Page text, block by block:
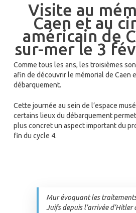
Visite au
Caen et au
américain de
sur-mer le 3
Comme tous les ans, les troisièmes
afin de découvrir le mémorial de Caen
débarquement.
Cette journée au sein de l’espace
certains lieux du débarquement
plus concret un aspect important du
fin du cycle 4.
Mur évoquant les
Juifs depuis l’arrivée d’Hitler